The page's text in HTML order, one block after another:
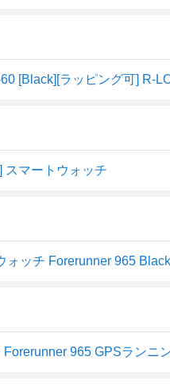
[Black][ラッピング可] R-
スマートウォッチ
ッチ Forerunner 965 Black